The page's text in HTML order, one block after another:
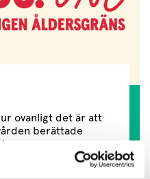
ovanligt det är att
berättade
som...